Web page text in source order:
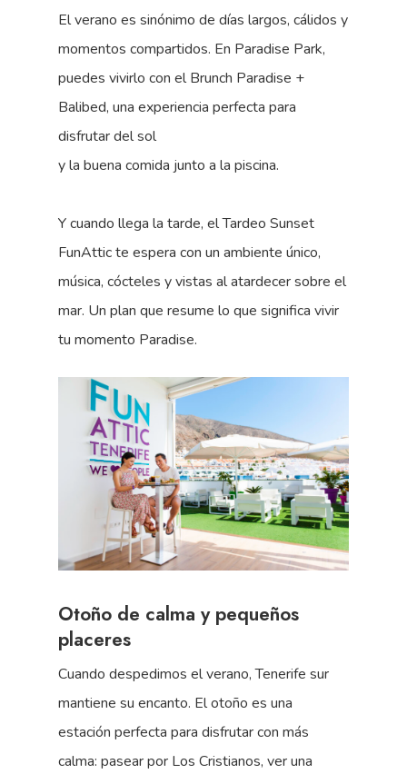
El verano es sinónimo de días largos, cálidos y
momentos compartidos. En Paradise Park,
puedes vivirlo con el Brunch Paradise +
Balibed, una experiencia perfecta para
disfrutar del sol
y la buena comida junto a la piscina.
Y cuando llega la tarde, el Tardeo Sunset
FunAttic te espera con un ambiente único,
música, cócteles y vistas al atardecer sobre el
mar. Un plan que resume lo que significa vivir
tu momento Paradise.
Otoño de calma y pequeños
placeres
Cuando despedimos el verano, Tenerife sur
mantiene su encanto. El otoño es una
estación perfecta para disfrutar con más
calma: pasear por Los Cristianos, ver una